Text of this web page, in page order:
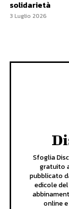
solidarietà
3 Luglio 2026
Sfoglia
gratuito
pubblicato
edicole
online